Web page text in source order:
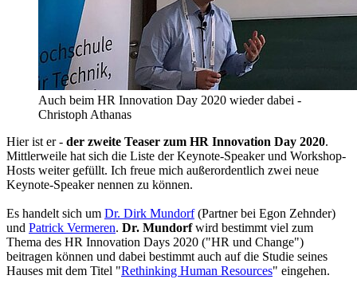
Auch beim HR Innovation Day 2020 wieder dabei -
Christoph Athanas
Hier ist er - der zweite Teaser zum HR Innovation Day 2020.
Mittlerweile hat sich die Liste der Keynote-Speaker und Workshop-
Hosts weiter gefüllt. Ich freue mich außerordentlich zwei neue
Keynote-Speaker nennen zu können.
Es handelt sich um Dr. Dirk Mundorf(Partner bei Egon Zehnder)
und Patrick Vermeren. Dr. Mundorfwird bestimmt viel zum
Thema des HR Innovation Days 2020 ("HR und Change")
beitragen können und dabei bestimmt auch auf die Studie seines
Hauses mit dem Titel "Rethinking Human Resources" eingehen.